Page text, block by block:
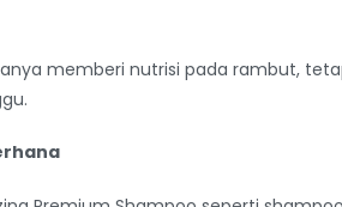
memberi nutrisi pada rambut,